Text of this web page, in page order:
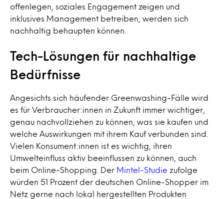
offenlegen, soziales Engagement zeigen und
inklusives Management betreiben, werden sich
nachhaltig behaupten können.
Tech-Lösungen für nachhaltige
Bedürfnisse
Angesichts sich häufender Greenwashing-Fälle wird
es für Verbraucher:innen in Zukunft immer wichtiger,
genau nachvollziehen zu können, was sie kaufen und
welche Auswirkungen mit ihrem Kauf verbunden sind.
Vielen Konsument:innen ist es wichtig, ihren
Umwelteinfluss aktiv beeinflussen zu können, auch
beim Online-Shopping. Der Mintel-Studie zufolge
würden 51 Prozent der deutschen Online-Shopper im
Netz gerne nach lokal hergestellten Produkten